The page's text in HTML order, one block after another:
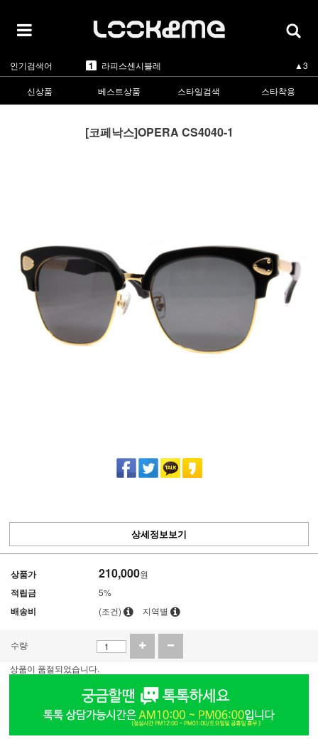
인기검색어
카렌워커 ▲3
2 마스카 ▲1
3 린드버그 ▼-2
올리버피플스
5 카렌워커 ▲3
신상품 베스트상품 스타일검색 스타착용
[코페낙스]OPERA CS4040-1
상세정보보기
상품가 210,000원
적립금 5%
배송비 (조건) 지역별
수량
상품이 품절되었습니다.